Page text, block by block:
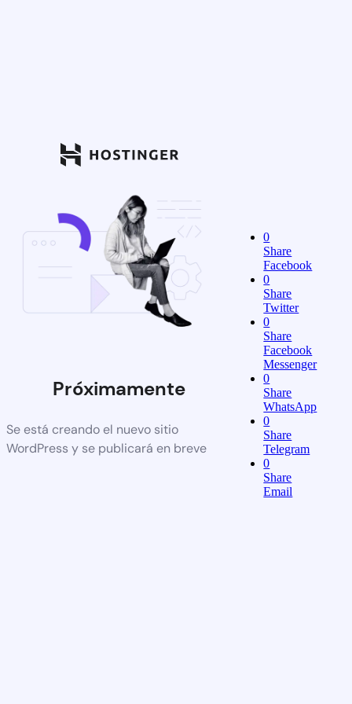
Próximamente
Se está creando el nuevo sitio
WordPress y se publicará en breve
0
Share
Facebook
0
Share
Twitter
0
Share
Facebook
Messenger
0
Share
WhatsApp
0
Share
Telegram
0
Share
Email